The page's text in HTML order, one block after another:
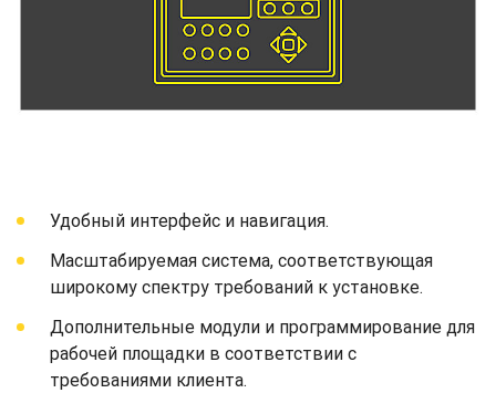
Удобный интерфейс и навигация.
Масштабируемая система, соответствующая
широкому спектру требований к установке.
Дополнительные модули и программирование для
рабочей площадки в соответствии с
требованиями клиента.